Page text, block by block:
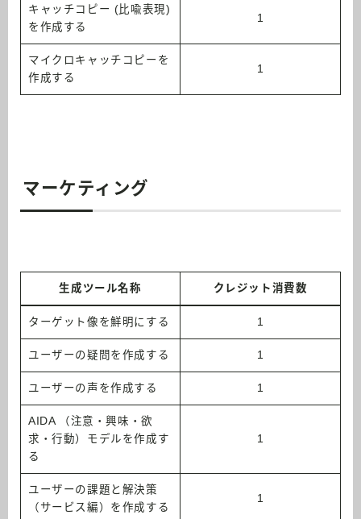
キャッチコピー (比喩表現)
を作成する
1
マイクロキャッチコピーを
作成する
1
マーケティング
生成ツール名称 クレジット消費数
ターゲット像を鮮明にする 1
ユーザーの疑問を作成する 1
ユーザーの声を作成する 1
AIDA （注意・興味・欲
求・行動）モデルを作成す
る
1
ユーザーの課題と解決策
（サービス編）を作成する
1